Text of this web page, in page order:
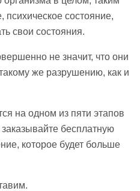
состояние,
свои состояния.
не значит, что они
же разрушению, как и
на одном из пяти этапов
заказывайте бесплатную
которое будет больше